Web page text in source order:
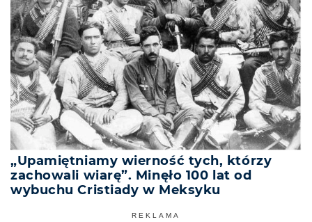
„Upamiętniamy wierność tych, którzy
zachowali wiarę”. Minęło 100 lat od
wybuchu Cristiady w Meksyku
REKLAMA